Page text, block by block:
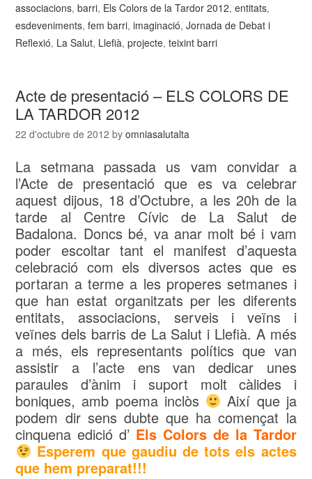
associacions,barri, Els Colors de la Tardor 2012,entitats,
esdeveniments,fem barri,imaginació,Jornada de Debat i
Reflexió, La Salut, Llefià,projecte,teixint barri
Acte de presentació – ELS COLORS DE
LA TARDOR 2012
22 d'octubre de 2012 byomniasalutalta
La setmana passada us vam convidar a
l’Acte de presentació que es va celebrar
aquest dijous, 18 d’Octubre, a les 20h de la
tarde al Centre Cívic de La Salut de
Badalona. Doncs bé, va anar molt bé i vam
poder escoltar tant el manifest d’aquesta
celebració com els diversos actes que es
portaran a terme a les properes setmanes i
que han estat organitzats per les diferents
entitats, associacions, serveis i veïns i
veïnes dels barris de La Salut i Llefià. A més
a més, els representants polítics que van
assistir a l’acte ens van dedicar unes
paraules d’ànim i suport molt càlides i
boniques, amb poema inclòs
Així que ja
podem dir sens dubte que ha començat la
cinquena edició d’ Els Colors de la Tardor
Esperem que gaudiu de tots els actes
que hem preparat!!!